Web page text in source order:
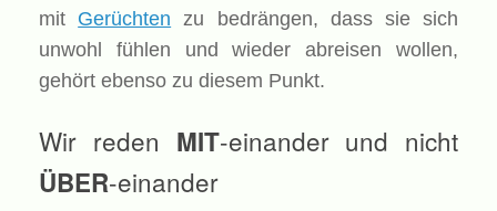
mit Gerüchten zu bedrängen, dass sie sich
unwohl fühlen und wieder abreisen wollen,
gehört ebenso zu diesem Punkt.
Wir reden MIT-einander und nicht
ÜBER-einander